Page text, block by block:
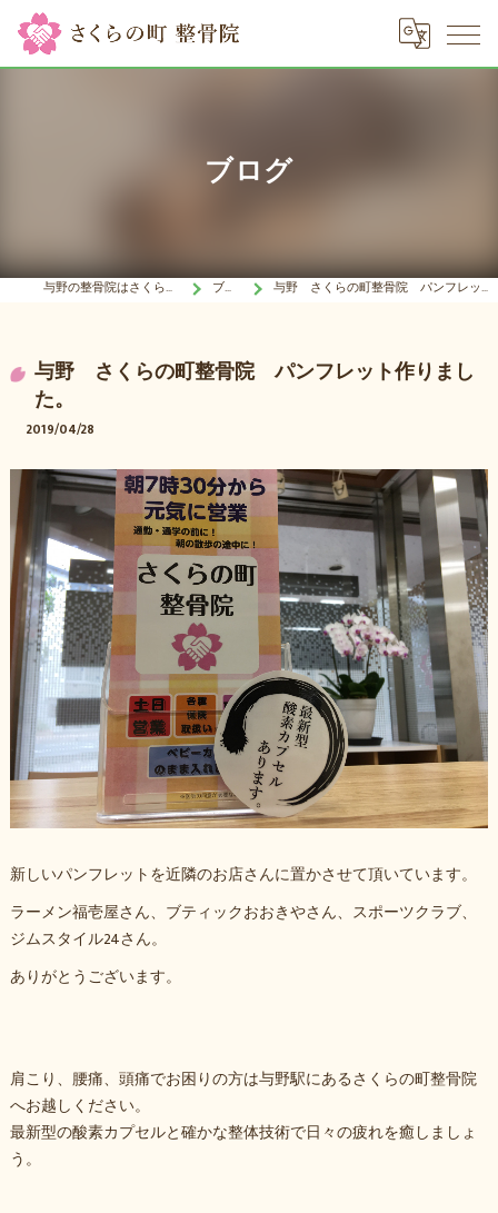
ブログ
与野の整骨院はさくらの町 整骨院 ブログ 与野 さくらの町整骨院 パンフレット作りました。
与野 さくらの町整骨院 パンフレット作りまし
た。
2019/04/28
新しいパンフレットを近隣のお店さんに置かさせて頂いています。
ラーメン福壱屋さん、ブティックおおきやさん、スポーツクラブ、
ジムスタイル24さん。
ありがとうございます。
肩こり、腰痛、頭痛でお困りの方は与野駅にあるさくらの町整骨院
へお越しください。
最新型の酸素カプセルと確かな整体技術で日々の疲れを癒しましょ
う。